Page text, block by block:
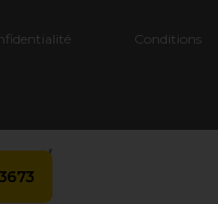
Conditions